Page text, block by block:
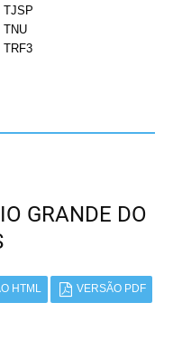
TJSP
TNU
TRF3
GRANDE DO
HTML VERSÃO PDF